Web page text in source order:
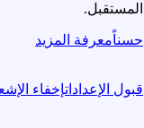
المستقبل.
حسناًمعرفة المزيد
قبول الإعداداتإخفاء